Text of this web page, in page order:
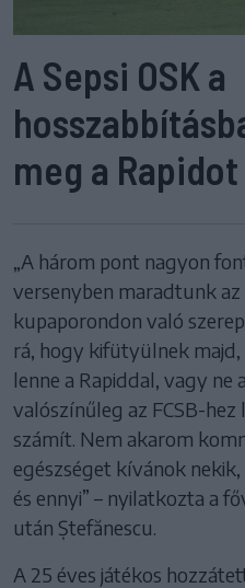
A Sepsi OSK a
meg a Rapidot
„A három pont nagyon
versenyben maradtunk
kupaporondon való
rá, hogy kifütyülnek
lenne a Rapiddal, vagy ne
valószínűleg az FCSB-
számít. Nem akarom
egészséget kívánok
és ennyi” – nyilatkozta a
után Ștefănescu.
A 25 éves játékos